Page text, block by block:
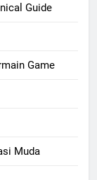
Guide
Game
Muda